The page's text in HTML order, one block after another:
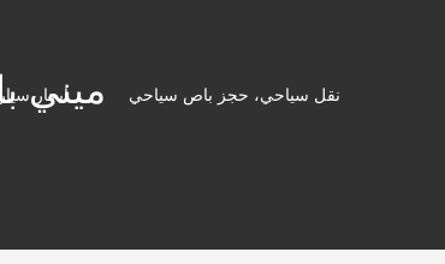
نقل سياحي، حجز باص سياحي ايجار
ميني باص